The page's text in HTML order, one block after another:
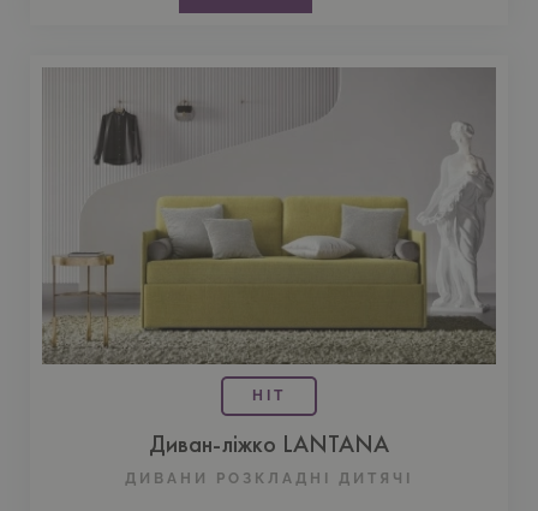
HIT
Диван-ліжко LANTANA
ДИВАНИ РОЗКЛАДНІ ДИТЯЧІ